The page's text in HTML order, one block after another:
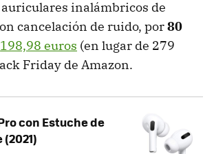
inalámbricos de
cancelación de ruido, por80
198,98 euros (en lugar de 279
Friday de Amazon.
con Estuche de